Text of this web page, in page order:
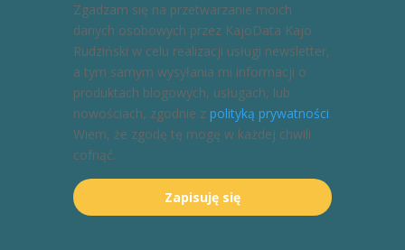
Zgadzam się na przetwarzanie moich
danych osobowych przez KajoData Kajo
Rudziński w celu realizacji usługi newsletter,
a tym samym wysyłania mi informacji o
produktach blogowych, usługach, lub
nowościach, zgodnie z polityką prywatności.
Wiem, że zgodę tę mogę w każdej chwili
cofnąć.
Zapisuję się